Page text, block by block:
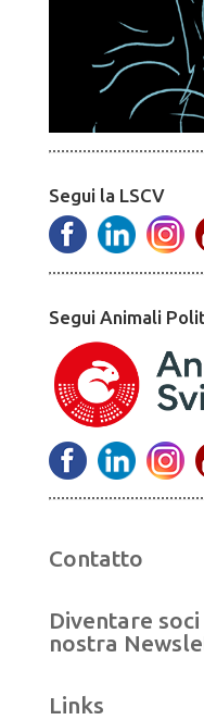
Segui la LSCV
Segui Animali
Contatto
Diventare
nostra
Links